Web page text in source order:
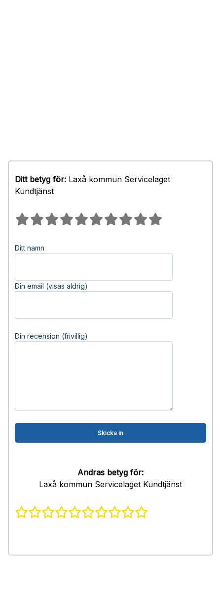
Ditt betyg för: Laxå kommun Servicelaget
Kundtjänst
Ditt namn
Din email (visas aldrig)
Din recension (frivillig)
Andras betyg för:
Laxå kommun Servicelaget Kundtjänst